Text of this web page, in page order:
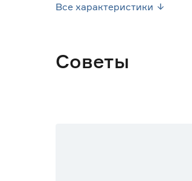
Все характеристики
Советы